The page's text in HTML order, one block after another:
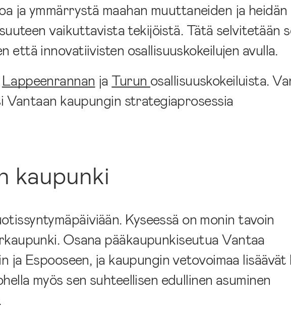
ja ymmärrystä maahan muuttaneiden ja heidän
vaikuttavista tekijöistä. Tätä selvitetään
että innovatiivisten osallisuuskokeilujen avulla.
Lappeenrannan ja Turun osallisuuskokeiluista.
Vantaan kaupungin strategiaprosessia
kaupunki
Kyseessä on monin tavoin
Osana pääkaupunkiseutua Vantaa
ja Espooseen, ja kaupungin vetovoimaa lisäävät
myös sen suhteellisen edullinen asuminen